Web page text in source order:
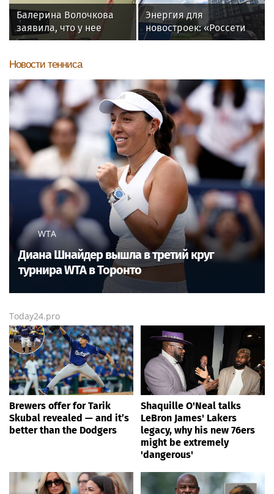
Балерина Волочкова
заявила, что у нее
появилась гематома
Энергия для
новостроек: «Россети
Новосибирск»
новых жилых
кварталов
Новости тенниса
WTA
Диана Шнайдер вышла в третий круг
турнира WTA в Торонто
Today24.pro
Brewers offer for Tarik
Skubal revealed — and it’s
better than the Dodgers
Shaquille O'Neal talks
LeBron James' Lakers
legacy, why his new 76ers
might be extremely
'dangerous'